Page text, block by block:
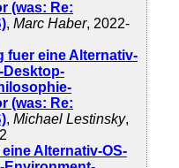
(was: Re:
, Marc Haber, 2022-
fuer eine Alternativ-
Desktop-
(was: Re:
, Michael Lestinsky,
Alternativ-OS-